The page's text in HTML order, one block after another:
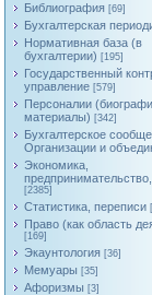
Библиография [69]
Бухгалтерская
Нормативная база (в
бухгалтерии) [195]
Государственный
управление [579]
Персоналии
материалы) [342]
Бухгалтерское
Организации и
Экономика,
[2385]
Статистика, переписи
Право (как область
[169]
Экаунтология [36]
Мемуары [35]
Афоризмы [3]